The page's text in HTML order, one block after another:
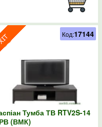
Тумба ТВ RTV2S-14
(ВМК)
Код:17144